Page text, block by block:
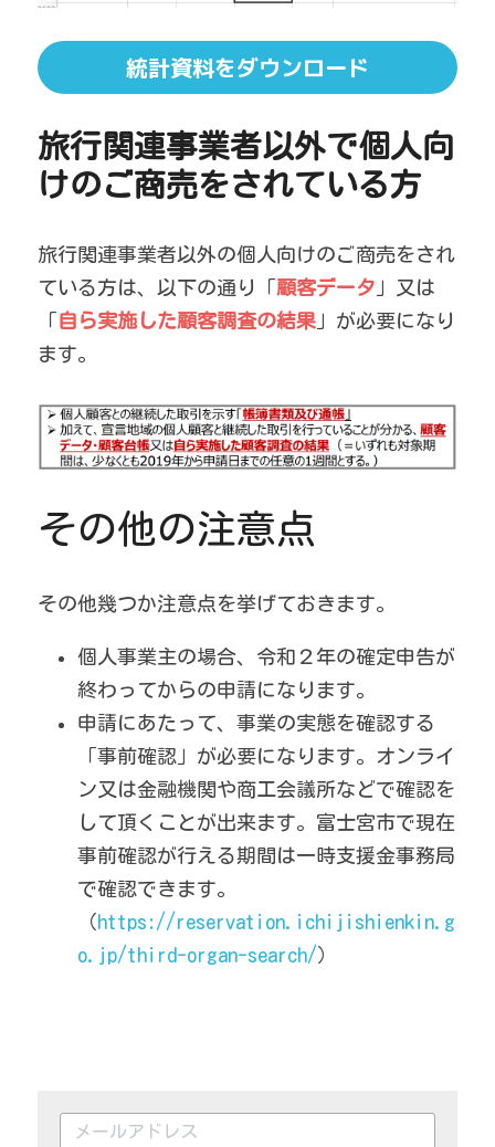
統計資料をダウンロード
旅行関連事業者以外で個人向
けのご商売をされている方
旅行関連事業者以外の個人向けのご商売をされ
ている方は、以下の通り「顧客データ 」又は
「自ら実施した顧客調査の結果 」が必要になり
ます。
その他の注意点
その他幾つか注意点を挙げておきます。
個人事業主の場合、令和２年の確定申告が
終わってからの申請になります。
申請にあたって、事業の実態を確認する
「事前確認」が必要になります。オンライ
ン又は金融機関や商工会議所などで確認を
して頂くことが出来ます。富士宮市で現在
事前確認が行える期間は一時支援金事務局
で確認できます。
（https://reservation.ichijishienkin.g
o.jp/third-organ-search/）